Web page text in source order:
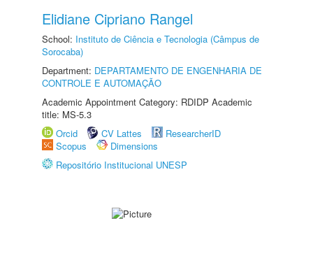
Elidiane Cipriano Rangel
School: Instituto de Ciência e Tecnologia (Câmpus de
Sorocaba)
Department: DEPARTAMENTO DE ENGENHARIA DE
CONTROLE E AUTOMAÇÃO
Academic Appointment Category: RDIDP Academic
title: MS-5.3
Orcid
CV Lattes
ResearcherID
Scopus
Dimensions
Repositório Institucional UNESP